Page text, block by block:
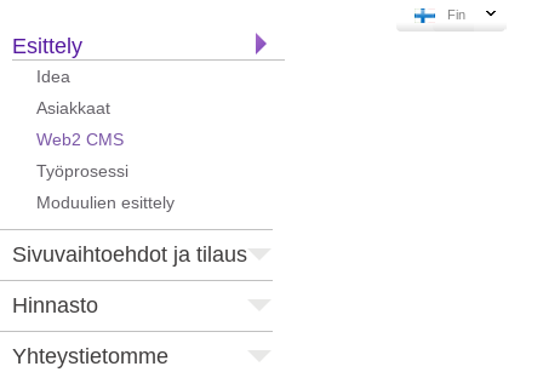
Fin
Esittely
Idea
Asiakkaat
Web2 CMS
Työprosessi
Moduulien esittely
Sivuvaihtoehdot ja tilaus
Hinnasto
Yhteystietomme